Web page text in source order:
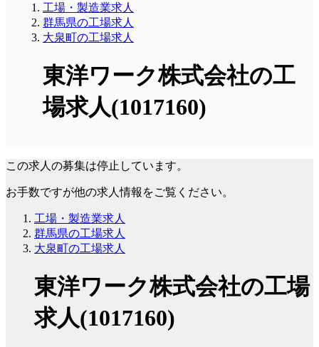
工場・製造業求人
群馬県の工場求人
大泉町の工場求人
東洋ワーク株式会社の工
場求人(1017160)
この求人の募集は停止しています。
お手数ですが他の求人情報をご覧ください。
工場・製造業求人
群馬県の工場求人
大泉町の工場求人
東洋ワーク株式会社の工場
求人(1017160)